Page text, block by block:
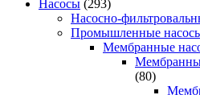
Насосы (293)
Насосно-
Промышленные
Мембранные
(80)